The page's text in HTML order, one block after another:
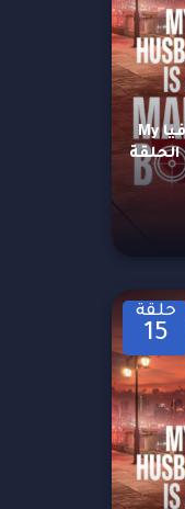
مسلسل زوجي زعيم مافيا My
Husband is a Mafia Boss الحلقة
حلقة
15